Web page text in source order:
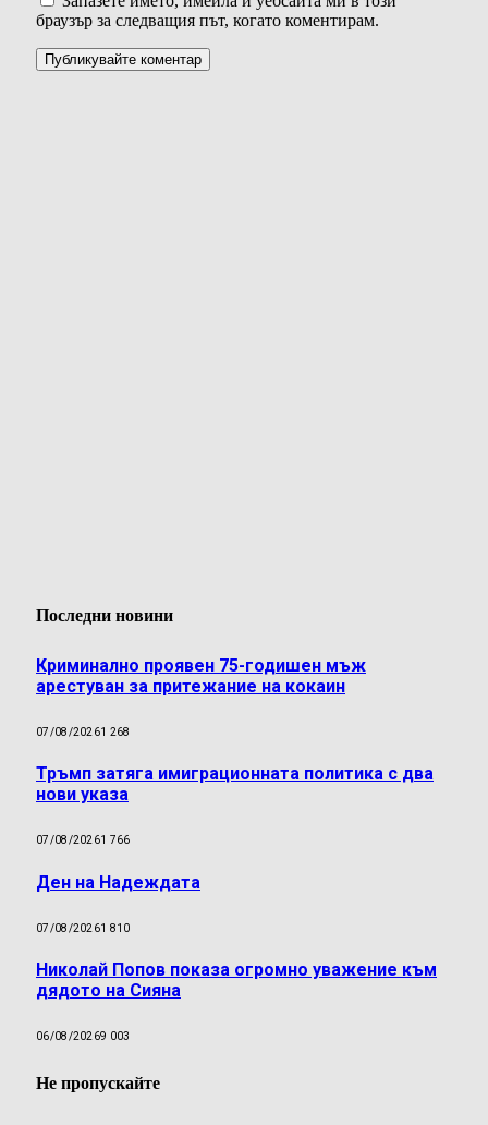
браузър за следващия път, когато коментирам.
Последни новини
Криминално проявен 75-годишен мъж
арестуван за притежание на кокаин
07/08/20261 268
Тръмп затяга имиграционната политика с два
нови указа
07/08/20261 766
Ден на Надеждата
07/08/20261 810
Николай Попов показа огромно уважение към
дядото на Сияна
06/08/20269 003
Не пропускайте